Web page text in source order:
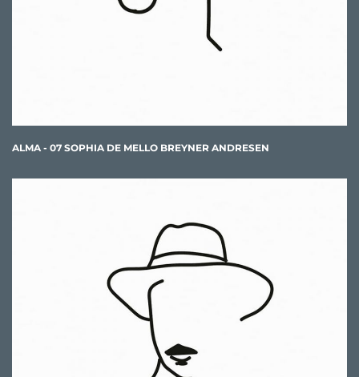
ALMA - 07 SOPHIA DE MELLO BREYNER ANDRESEN